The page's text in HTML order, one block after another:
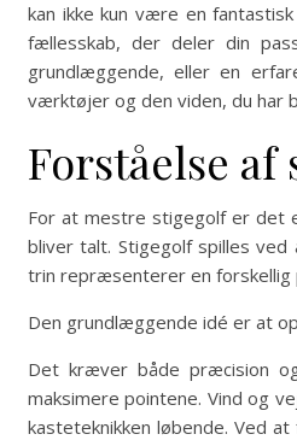
kan ikke kun være en
fællesskab, der deler din
grundlæggende, eller en
værktøjer og den viden, du har
Forståelse
For at mestre stigegolf er det
bliver talt. Stigegolf spilles
trin repræsenterer en forskellig
Den grundlæggende idé er at
Det kræver både præcision
maksimere pointene. Vind og
kasteteknikken løbende. Ved